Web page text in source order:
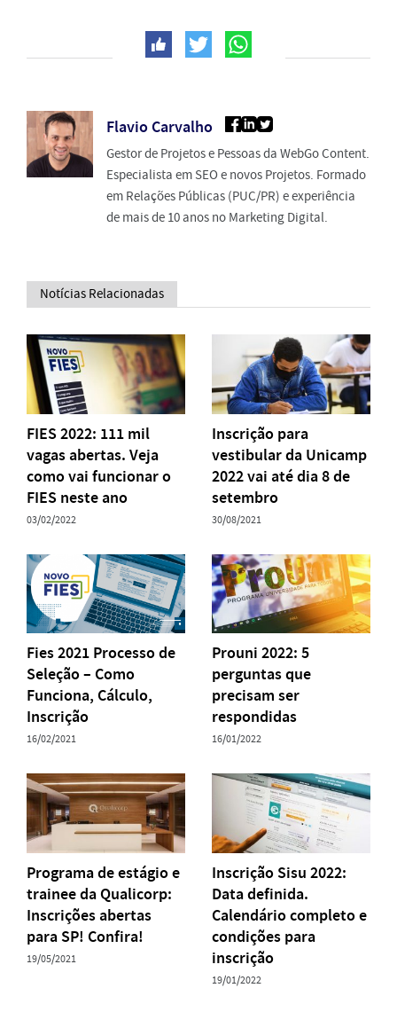
Flavio Carvalho
Gestor de Projetos e Pessoas da WebGo Content.
Especialista em SEO e novos Projetos. Formado
em Relações Públicas (PUC/PR) e experiência
de mais de 10 anos no Marketing Digital.
Notícias Relacionadas
FIES 2022: 111 mil
vagas abertas. Veja
como vai funcionar o
FIES neste ano
03/02/2022
Inscrição para
vestibular da Unicamp
2022 vai até dia 8 de
setembro
30/08/2021
Fies 2021 Processo de
Seleção – Como
Funciona, Cálculo,
Inscrição
16/02/2021
Prouni 2022: 5
perguntas que
precisam ser
respondidas
16/01/2022
Programa de estágio e
trainee da Qualicorp:
Inscrições abertas
para SP! Confira!
19/05/2021
Inscrição Sisu 2022:
Data definida.
Calendário completo e
condições para
inscrição
19/01/2022